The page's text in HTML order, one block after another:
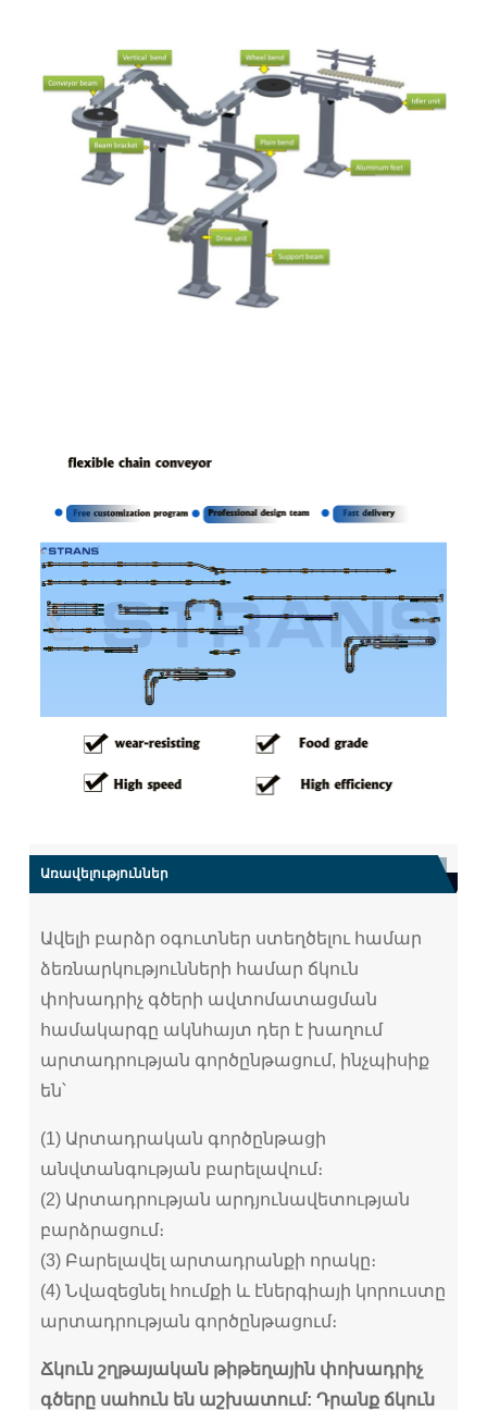
Առավելություններ
Ավելի բարձր օգուտներ ստեղծելու համար
ձեռնարկությունների համար ճկուն
փոխադրիչ գծերի ավտոմատացման
համակարգը ակնհայտ դեր է խաղում
արտադրության գործընթացում, ինչպիսիք
են՝
(1) Արտադրական գործընթացի
անվտանգության բարելավում։
(2) Արտադրության արդյունավետության
բարձրացում։
(3) Բարելավել արտադրանքի որակը։
(4) Նվազեցնել հումքի և էներգիայի կորուստը
արտադրության գործընթացում։
Ճկուն շղթայական թիթեղային փոխադրիչ
գծերը սահուն են աշխատում: Դրանք ճկուն